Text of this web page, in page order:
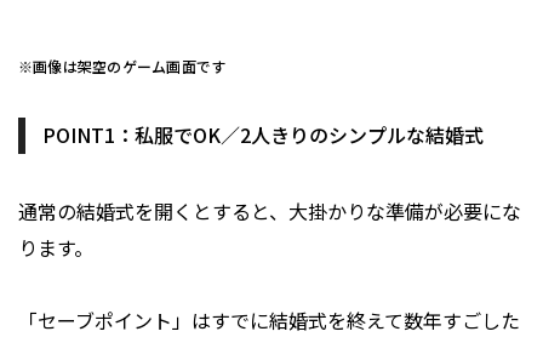
※画像は架空のゲーム画面です
POINT1：私服でOK／2人きりのシンプルな結婚式
通常の結婚式を開くとすると、大掛かりな準備が必要にな
ります。
「セーブポイント」はすでに結婚式を終えて数年すごした